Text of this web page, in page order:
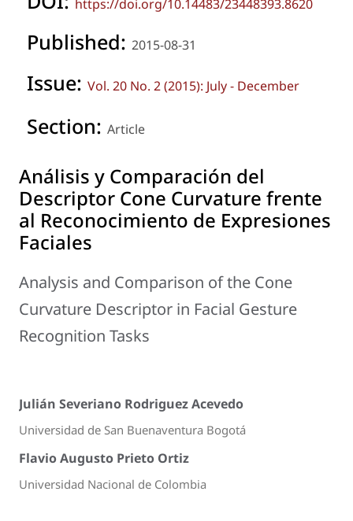
https://doi.org/10.14483/23448393.8620
Published: 2015-08-31
Issue: Vol. 20 No. 2 (2015): July - December
Section: Article
Análisis y Comparación del
Descriptor Cone Curvature frente
al Reconocimiento de Expresiones
Faciales
Analysis and Comparison of the Cone
Curvature Descriptor in Facial Gesture
Recognition Tasks
Julián Severiano Rodriguez Acevedo
Universidad de San Buenaventura Bogotá
Flavio Augusto Prieto Ortiz
Universidad Nacional de Colombia